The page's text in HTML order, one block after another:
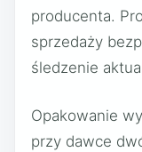
producenta.
sprzedaży
śledzenie
Opakowanie
przy dawce